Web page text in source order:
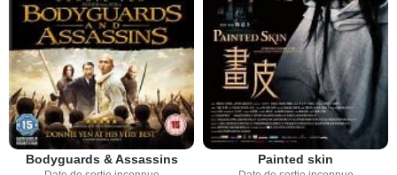
Bodyguards & Assassins Painted skin